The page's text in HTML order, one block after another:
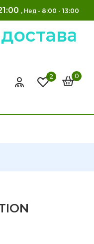
, Нед - 8:00 - 13:00
на
2 0